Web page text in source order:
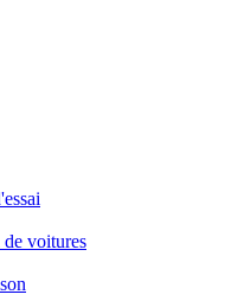
voitures